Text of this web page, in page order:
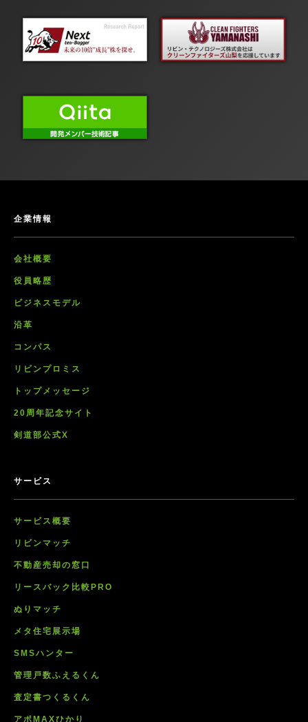
企業情報
会社概要
役員略歴
ビジネスモデル
沿革
コンパス
リビンプロミス
トップメッセージ
20周年記念サイト
剣道部公式X
サービス
サービス概要
リビンマッチ
不動産売却の窓口
リースバック比較PRO
ぬりマッチ
メタ住宅展示場
SMSハンター
管理戸数ふえるくん
査定書つくるくん
アポMAXひかり